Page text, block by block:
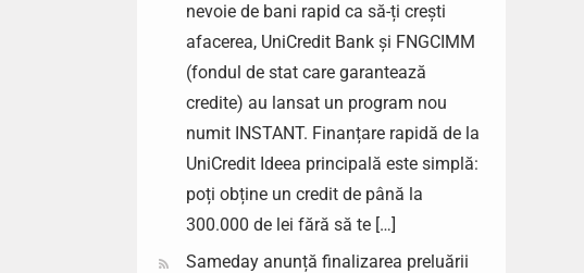
nevoie de bani rapid ca să-ți crești
afacerea, UniCredit Bank și FNGCIMM
(fondul de stat care garantează
credite) au lansat un program nou
numit INSTANT. Finanțare rapidă de la
UniCredit Ideea principală este simplă:
poți obține un credit de până la
300.000 de lei fără să te […]
Sameday anunță finalizarea preluării